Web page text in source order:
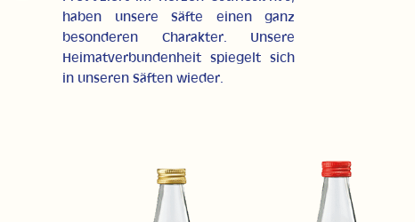
haben unsere Säfte einen ganz
besonderen Charakter. Unsere
Heimatverbundenheit spiegelt sich
in unseren Säften wieder.